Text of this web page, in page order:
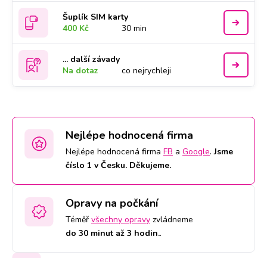
Šuplík SIM karty
400 Kč
30 min
... další závady
Na dotaz
co nejrychleji
Nejlépe hodnocená firma
Nejlépe hodnocená firma FB a Google.Jsme
číslo 1 v Česku. Děkujeme.
Opravy na počkání
Téměř všechny opravy zvládneme
do 30 minut až 3 hodin..